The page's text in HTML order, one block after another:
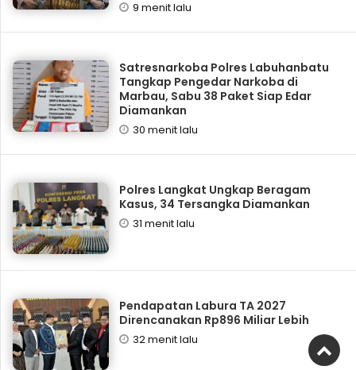
9 menit lalu
Satresnarkoba Polres Labuhanbatu
Tangkap Pengedar Narkoba di
Marbau, Sabu 38 Paket Siap Edar
Diamankan
30 menit lalu
Polres Langkat Ungkap Beragam
Kasus, 34 Tersangka Diamankan
31 menit lalu
Pendapatan Labura TA 2027
Direncanakan Rp896 Miliar Lebih
32 menit lalu